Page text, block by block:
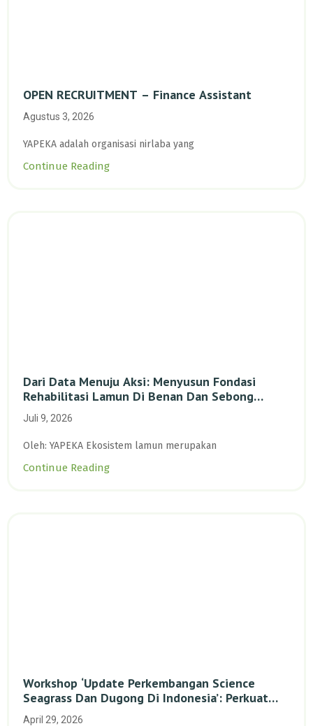
OPEN RECRUITMENT – Finance Assistant
Agustus 3, 2026
YAPEKA adalah organisasi nirlaba yang
Continue Reading
Dari Data Menuju Aksi: Menyusun Fondasi
Rehabilitasi Lamun Di Benan Dan Sebong
Lagoi, Kepulauan Riau
Juli 9, 2026
Oleh: YAPEKA Ekosistem lamun merupakan
Continue Reading
Workshop ‘Update Perkembangan Science
Seagrass Dan Dugong Di Indonesia’: Perkuat
Dasar Ilmiah Dan Kolaborasi Konservasi
April 29, 2026